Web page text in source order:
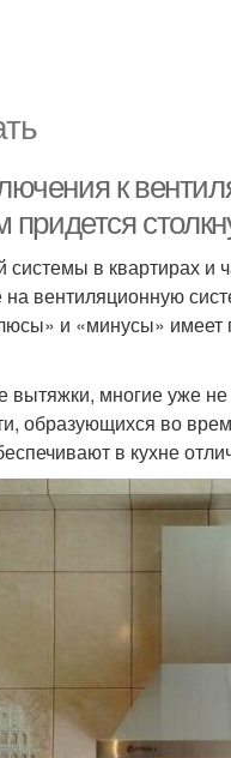
к
в квартирах и
вентиляционную
и «минусы»
вытяжки, многие уже
образующихся во
в кухне